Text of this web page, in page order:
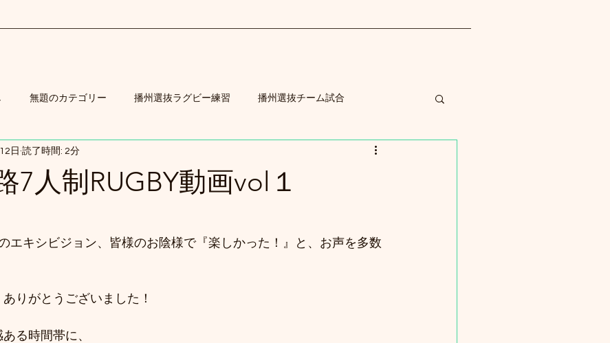
無題のカテゴリー 播州選抜ラグビー練習 播州選抜チーム試合
7人制RUGBY動画vol１
日 読了時間: 2分
エキシビジョン、皆様のお陰様で『楽しかった！』と、お声を多数
りがとうございました！
る時間帯に、